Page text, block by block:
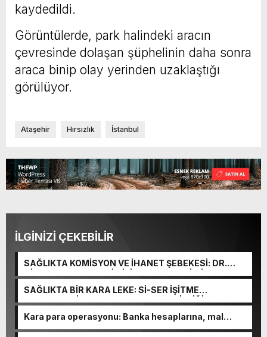
kaydedildi.
Görüntülerde, park halindeki aracın
çevresinde dolaşan şüphelinin daha sonra
araca binip olay yerinden uzaklaştığı
görülüyor.
Ataşehir Hırsızlık İstanbul
İLGİNİZİ ÇEKEBİLİR
SAĞLIKTA KOMİSYON VE İHANET ŞEBEKESİ: DR.
NİHAT URUÇ VE SEMİH İŞİTME MERKEZİ’NİN SGK
VURGUNU!
SAĞLIKTA BİR KARA LEKE: Sİ-SER İŞİTME
MERKEZLERİ VE MODERN UMUT TACİRLİĞİ
Kara para operasyonu: Banka hesaplarına, mal